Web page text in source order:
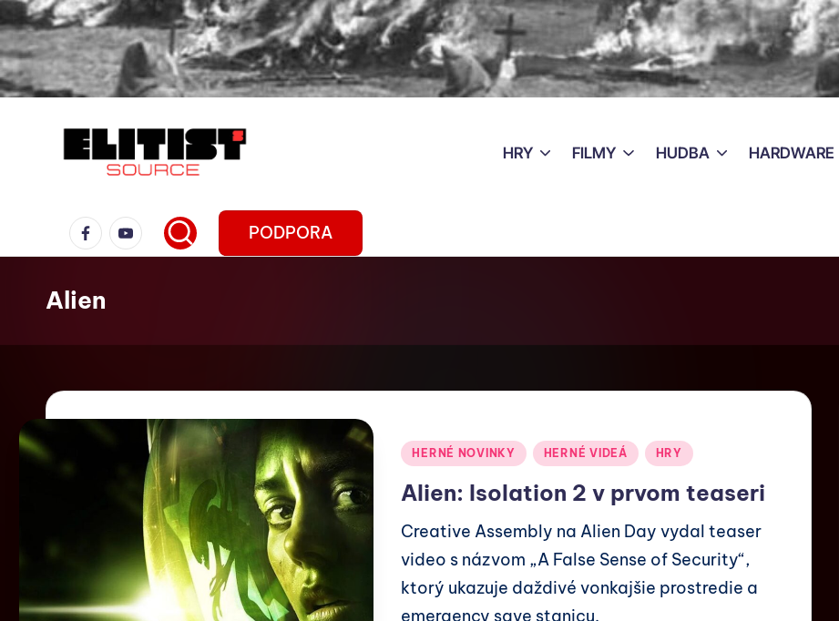
HRY FILMY HUDBA HARDWARE
PODPORA
Alien
HERNÉ NOVINKY HERNÉ VIDEÁ HRY
Alien: Isolation 2 v prvom teaseri
Creative Assembly na Alien Day vydal teaser
video s názvom „A False Sense of Security“,
ktorý ukazuje daždivé vonkajšie prostredie a
emergency save stanicu.